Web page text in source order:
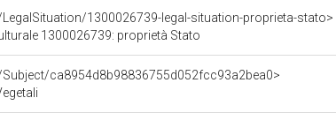
1300026739-legal-situation-proprieta-stato>
1300026739: proprietà Stato
ca8954d8b98836755d052fcc93a2bea0>